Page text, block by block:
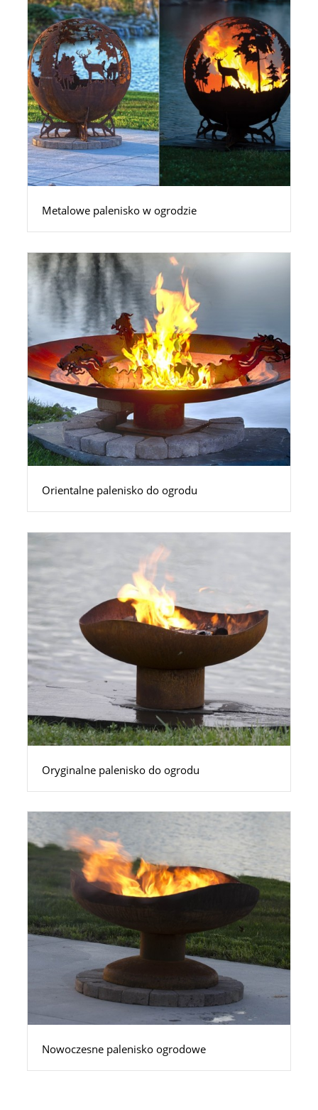
Metalowe palenisko w ogrodzie
Orientalne palenisko do ogrodu
Oryginalne palenisko do ogrodu
Nowoczesne palenisko ogrodowe